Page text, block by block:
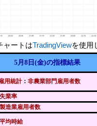
ャートはTradingViewを使用
5月8日(金)の指標結果
用統計： 非農業部門雇用者数
失業率
製造業雇用者数
平均時給